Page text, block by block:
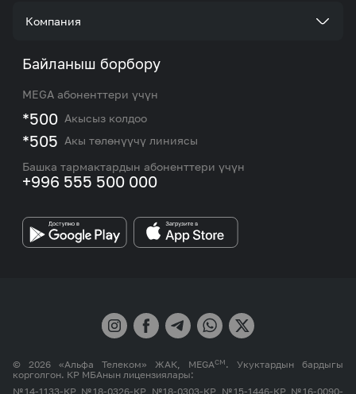
Роуминг жана эл аралык чалуулар
eSIM
Номерди тандоо
Корпоративдик кардар болуңуз
M2M
Корпоративдик жана VIP кардарлар менен иштөө
боюнча бөлүмдүн кызматкерлеринин байланыш
маалыматтары.
Компания
Биз жөнүндө
Жаңылыктар
Тармакты камтуу картасы жана тейлөө борборлору
MEGAда иште
MEGA бренди
Байланыш борбору
MEGA абоненттери үчүн
*500 Акысыз колдоо
*505 Акы төлөнүүчү линиясы
Башка тармактардын абоненттери үчүн
+996 555 500 000
© 2026 «Альфа Телеком» ЖАК, MEGAСМ. Укуктардын бардыгы
корголгон. КР МБАнын лицензиялары:
№14-1133-КР, №18-0326-КР, №18-0303-КР, №15-1446-КР, №16-0090-